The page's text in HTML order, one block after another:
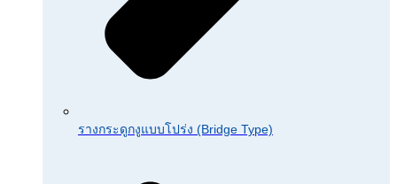
รางกระดูกงูแบบโปร่ง (Bridge Type)